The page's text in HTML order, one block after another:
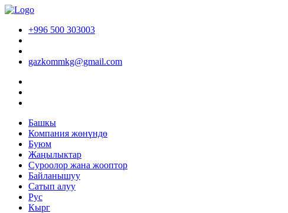
+996 500 303003
gazkommkg@gmail.com
Башкы
Компания жөнүндө
Буюм
Жаңылыктар
Суроолор жана жооптор
Байланышуу
Сатып алуу
Рус
Кырг